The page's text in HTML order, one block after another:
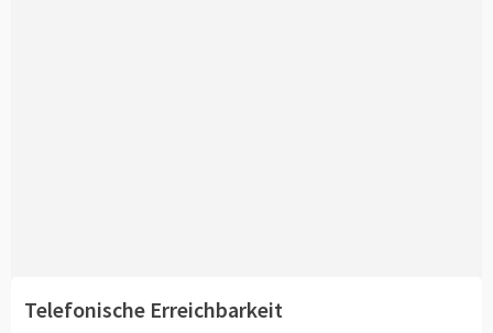
Telefonische Erreichbarkeit